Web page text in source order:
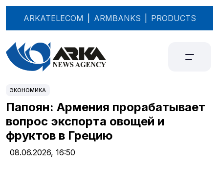
ARKATELECOM ARMBANKS PRODUCTS
ЭКОНОМИКА
Папоян: Армения прорабатывает
вопрос экспорта овощей и
фруктов в Грецию
08.06.2026, 16:50